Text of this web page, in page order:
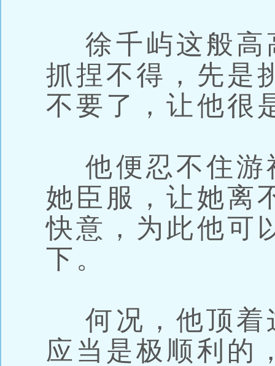
徐千屿这般高
抓捏不得，先是
不要了，让他很
他便忍不住游
她臣服，让她离
快意，为此他可
下。
何况，他顶着
应当是极顺利的